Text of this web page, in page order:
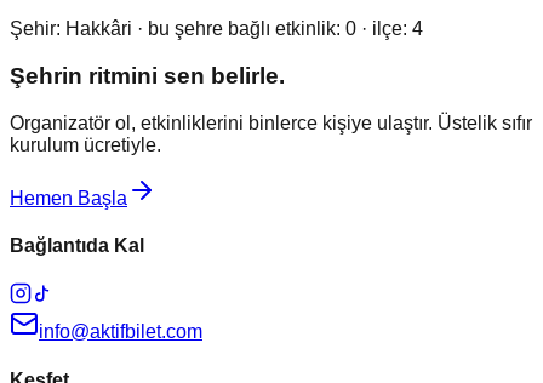
Şehir: Hakkâri · bu şehre bağlı etkinlik: 0 · ilçe: 4
Şehrin ritmini sen belirle.
Organizatör ol, etkinliklerini binlerce kişiye ulaştır. Üstelik sıfır
kurulum ücretiyle.
Hemen Başla
Bağlantıda Kal
info@aktifbilet.com